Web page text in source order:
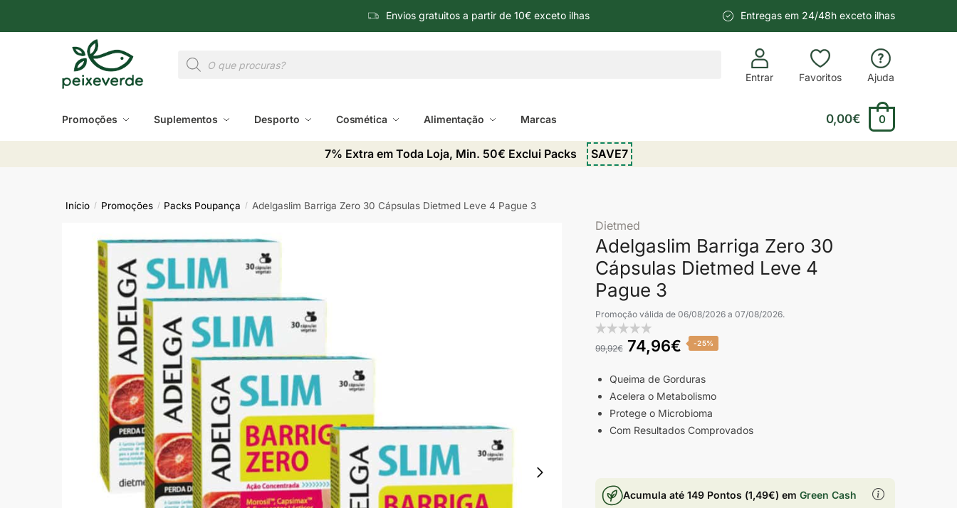
Envios gratuitos a partir de 10€ exceto ilhas Entregas em 24/48h exceto ilhas
Entrar Favoritos Ajuda
Promoções Suplementos Desporto Cosmética Alimentação Marcas 0,00€ 0
7% Extra em Toda Loja, Min. 50€ Exclui Packs SAVE7
Início / Promoções / Packs Poupança / Adelgaslim Barriga Zero 30 Cápsulas Dietmed Leve 4 Pague 3
Dietmed
Adelgaslim Barriga Zero 30
Cápsulas Dietmed Leve 4
Pague 3
Promoção válida de 06/08/2026 a 07/08/2026.
99,92€ 74,96€ -25%
Queima de Gorduras
Acelera o Metabolismo
Protege o Microbioma
Com Resultados Comprovados
Acumula até 149 Pontos (1,49€) em Green Cash